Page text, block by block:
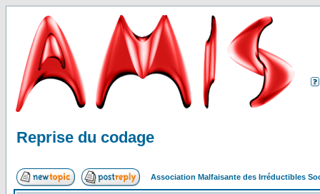
Reprise du codage
Association Malfaisante des Irréductibles